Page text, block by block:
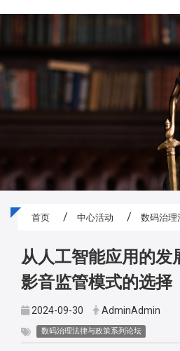
首页 中心活动 数码治理
从人工智能应用的发
影音监管模式的选择
2024-09-30 AdminAdmin
数码治理法律与政策系列论坛